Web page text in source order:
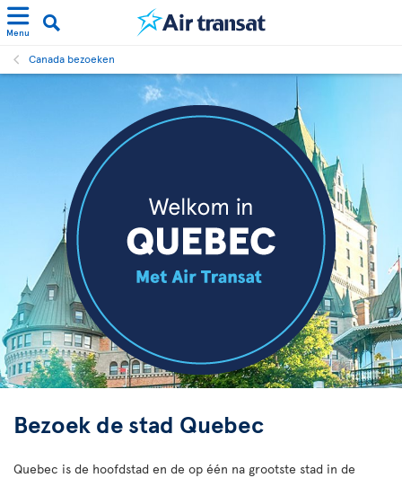
Menu
Canada bezoeken
Bezoek de stad Quebec
Quebec is de hoofdstad en de op één na grootste stad in de